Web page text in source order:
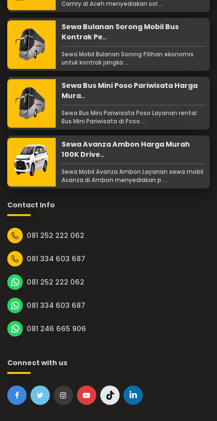
Camry di Aceh menyediakan sol ...
Sewa Bulanan Sorong Mobil Bus
Kontrak Pe..
Sewa Mobil Bulanan Sorong Pilihan ekonomis
untuk kontrak jangka ...
Sewa Bus Mini Poso Pariwisata Harga
Mura..
Sewa Bus Mini Pariwisata Poso Layanan rental
Bus Mini Pariwisata di Poso ...
Sewa Avanza Ambon Harga Murah
100K Drive..
Sewa Mobil Avanza Ambon Layanan sewa mobil
Avanza di Ambon menyediakan p ...
Contact Info
081 252 222 062
081 334 603 687
081 252 222 062
081 334 603 687
081 246 665 906
Connect with us